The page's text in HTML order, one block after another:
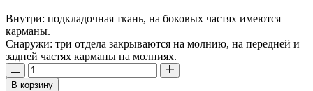
Внутри: подкладочная ткань, на боковых частях имеются
карманы.
Снаружи: три отдела закрываются на молнию, на передней и
задней частях карманы на молниях.
В корзину